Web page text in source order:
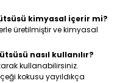
kimyasal içerir mi?
üretilmiştir ve kimyasal
nasıl kullanılır?
kullanabilirsiniz.
kokusu yayıldıkça